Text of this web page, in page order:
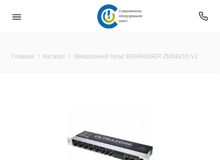
Современное
оборудование
школ
Главная Каталог Микшерный пульт BEHRINGER ZMX8210 V2